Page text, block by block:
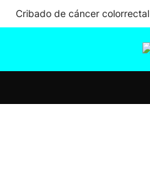
Cribado de cáncer colorrectal